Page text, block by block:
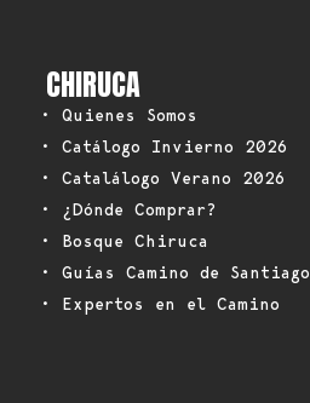
CHIRUCA
• Quienes Somos
• Catálogo Invierno 2026
• Catalálogo Verano 2026
• ¿Dónde Comprar?
• Bosque Chiruca
• Guías Camino de Santiago
• Expertos en el Camino